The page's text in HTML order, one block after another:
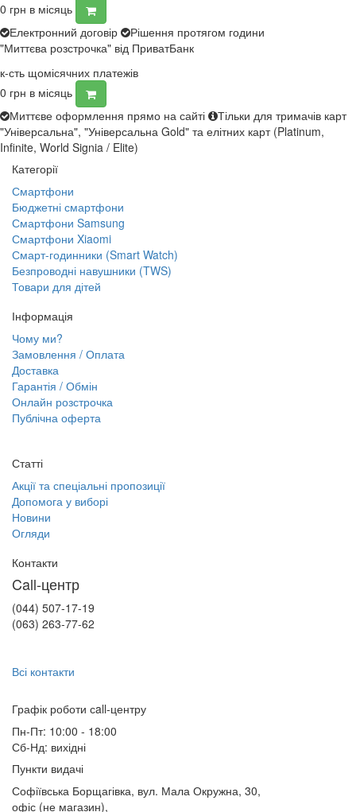
0 грн в місяць
Електронний договір
Рішення протягом години
"Миттєва розстрочка" від ПриватБанк
к-сть щомісячних платежів
0 грн в місяць
Миттєве оформлення прямо на сайті
Тільки для тримачів карт
"Універсальна", "Універсальна Gold" та елітних карт (Platinum,
Infinite, World Signia / Elite)
Категорії
Смартфони
Бюджетні смартфони
Смартфони Samsung
Смартфони Xiaomi
Смарт-годинники (Smart Watch)
Безпроводні навушники (TWS)
Товари для дітей
Інформація
Чому ми?
Замовлення / Оплата
Доставка
Гарантія / Обмін
Онлайн розстрочка
Публічна оферта
Статті
Акції та спеціальні пропозиції
Допомога у виборі
Новини
Огляди
Контакти
Call-центр
(044) 507-17-19
(063) 263-77-62
Всі контакти
Графік роботи сall-центру
Пн-Пт: 10:00 - 18:00
Сб-Нд: вихідні
Пункти видачі
Софіївська Борщагівка, вул. Мала Окружна, 30,
офіс (не магазин),